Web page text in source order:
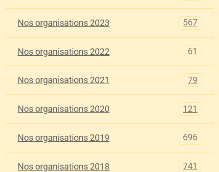
Nos organisations 2023 567
Nos organisations 2022 61
Nos organisations 2021 79
Nos organisations 2020 121
Nos organisations 2019 696
Nos organisations 2018 741